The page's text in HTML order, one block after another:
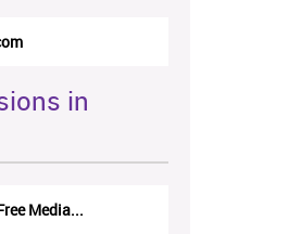
in
Media...